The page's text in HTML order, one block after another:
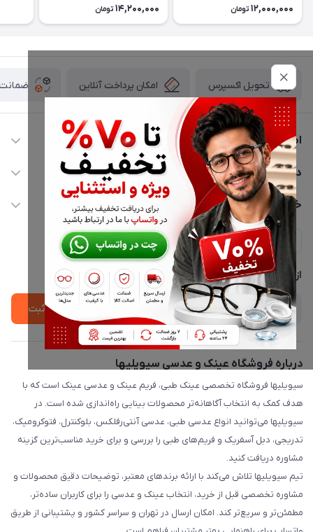
12,000,000 تومان 14,200,000 تومان
تحویل اکسپرس امکان پرداخت آنلاین ضمانت
اطلاعات تماس
02177116909
info@civiliha.com
ارسال فوری در تهران + ارسال به سراسر کشور
دسترسی سریع
حساب کاربری
مجله فروشگاه
لیست محصولات
درباره ما
خدمات مشتریان
حریم خصوصی
پشتیبانی واتساپ 09397003162
از جدید‌ترین تخفیف‌ها با‌ خبر شوید
ثبت
درباره فروشگاه عینک و عدسی سیویلیها
سیویلیها فروشگاه تخصصی عینک طبی، فریم عینک و عدسی عینک است که با
هدف کمک به انتخاب آگاهانه‌تر محصولات بینایی راه‌اندازی شده است. در
سیویلیها می‌توانید انواع عدسی طبی، عدسی آنتی‌رفلکس، بلوکنترل، فتوکرومیک،
تدریجی، دبل آسفریک و فریم‌های طبی را بررسی و برای خرید مناسب‌ترین گزینه
مشاوره دریافت کنید.
تیم سیویلیها تلاش می‌کند با ارائه برندهای معتبر، توضیحات دقیق محصولات و
مشاوره تخصصی قبل از خرید، انتخاب عینک و عدسی را برای کاربران ساده‌تر،
مطمئن‌تر و سریع‌تر کند. امکان ارسال در تهران و سراسر کشور و پشتیبانی از طریق